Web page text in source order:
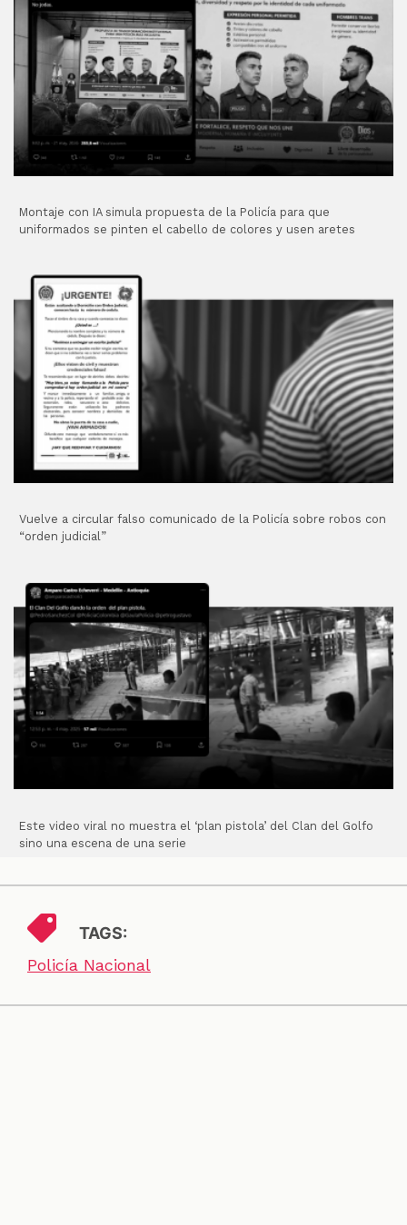
Montaje con IA simula propuesta de la Policía para que
uniformados se pinten el cabello de colores y usen aretes
Vuelve a circular falso comunicado de la Policía sobre robos con
“orden judicial”
Este video viral no muestra el ‘plan pistola’ del Clan del Golfo
sino una escena de una serie
TAGS:
Policía Nacional